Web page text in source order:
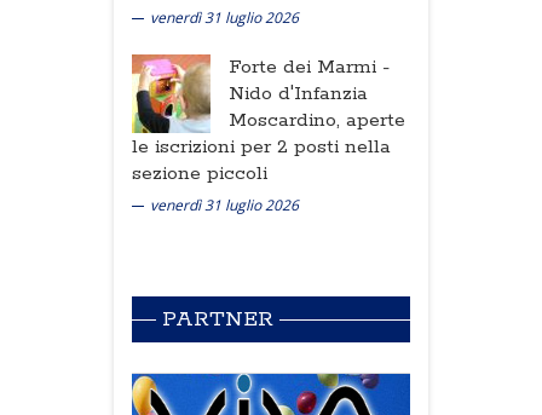
venerdì 31 luglio 2026
Forte dei Marmi -
Nido d'Infanzia
Moscardino, aperte
le iscrizioni per 2 posti nella
sezione piccoli
venerdì 31 luglio 2026
PARTNER